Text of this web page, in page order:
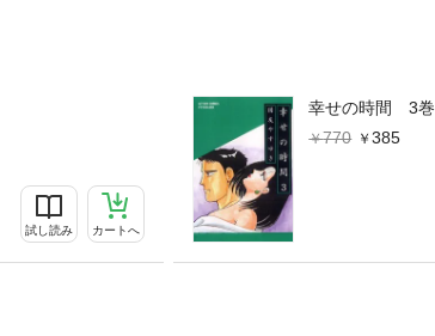
試し読み カートへ
幸せの時間 3巻
770
385